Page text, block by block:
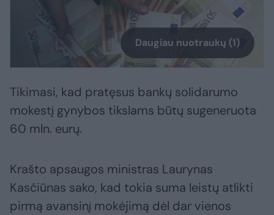
Daugiau nuotraukų (1)
Tikimasi, kad pratęsus bankų solidarumo
mokestį gynybos tikslams būtų sugeneruota
60 mln. eurų.
Krašto apsaugos ministras Laurynas
Kasčiūnas sako, kad tokia suma leistų atlikti
pirmą avansinį mokėjimą dėl dar vienos